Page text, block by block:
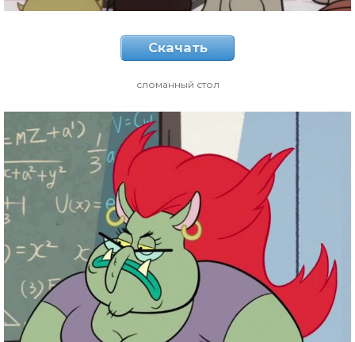
Скачать
сломанный стол